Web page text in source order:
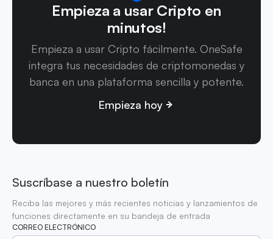
Empieza a usar Cripto en
minutos!
Empieza a usar Cripto fácilmente. OneSafe
integra tus necesidades de criptomonedas y
banca en una plataforma sencilla y potente.
Empieza hoy
Suscríbase a nuestro boletín
Reciba las mejores y más recientes noticias y lanzamientos de
funciones directamente en su bandeja de entrada
CORREO ELECTRÓNICO